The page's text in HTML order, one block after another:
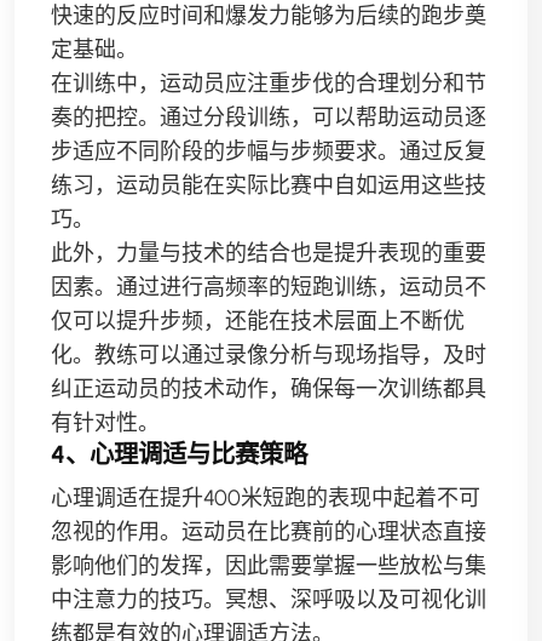
快速的反应时间和爆发力能够为后续的跑步奠
定基础。
在训练中，运动员应注重步伐的合理划分和节
奏的把控。通过分段训练，可以帮助运动员逐
步适应不同阶段的步幅与步频要求。通过反复
练习，运动员能在实际比赛中自如运用这些技
巧。
此外，力量与技术的结合也是提升表现的重要
因素。通过进行高频率的短跑训练，运动员不
仅可以提升步频，还能在技术层面上不断优
化。教练可以通过录像分析与现场指导，及时
纠正运动员的技术动作，确保每一次训练都具
有针对性。
4、心理调适与比赛策略
心理调适在提升400米短跑的表现中起着不可
忽视的作用。运动员在比赛前的心理状态直接
影响他们的发挥，因此需要掌握一些放松与集
中注意力的技巧。冥想、深呼吸以及可视化训
练都是有效的心理调适方法。